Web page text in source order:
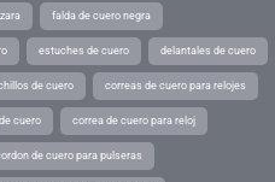
falda de cuero negra
estuches de cuero delantales de cuero
de cuero correas de cuero para relojes
cuero correa de cuero para reloj
de cuero para pulseras